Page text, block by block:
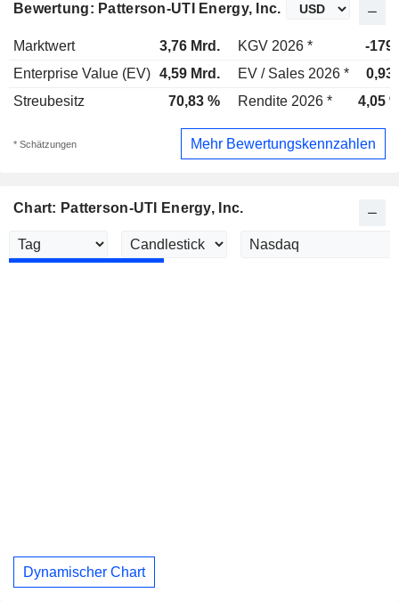
Bewertung: Patterson-UTI Energy, Inc.
Marktwert 3,76 Mrd. KGV 2026 *
-
Enterprise Value (EV) 4,59 Mrd. EV / Sales 2026 *
Streubesitz
70,83 % Rendite 2026 * 4,05
* Schätzungen Mehr Bewertungskennzahlen
Chart: Patterson-UTI Energy, Inc.
Dynamischer Chart